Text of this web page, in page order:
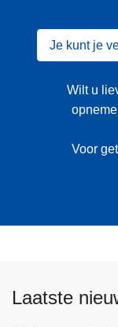
Je kunt je
Wilt u
Voor
Laatste